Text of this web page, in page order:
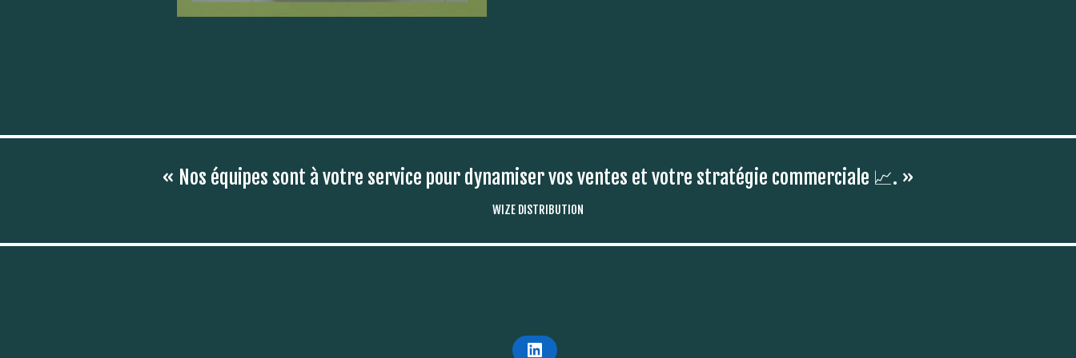
« Nos équipes sont à votre service pour dynamiser vos ventes et votre stratégie commerciale 📈. »
WIZE DISTRIBUTION